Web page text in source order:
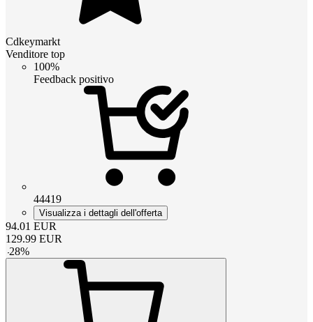
Cdkeymarkt
Venditore top
100%
Feedback positivo
44419
Visualizza i dettagli dell'offerta
94.01 EUR
129.99 EUR
-28%